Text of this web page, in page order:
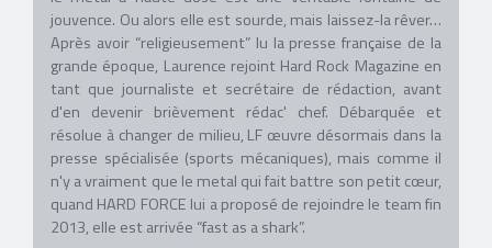
jouvence. Ou alors elle est sourde, mais laissez-la rêver…
Après avoir “religieusement” lu la presse française de la
grande époque, Laurence rejoint Hard Rock Magazine en
tant que journaliste et secrétaire de rédaction, avant
d'en devenir brièvement rédac' chef. Débarquée et
résolue à changer de milieu, LF œuvre désormais dans la
presse spécialisée (sports mécaniques), mais comme il
n'y a vraiment que le metal qui fait battre son petit cœur,
quand HARD FORCE lui a proposé de rejoindre le team fin
2013, elle est arrivée “fast as a shark”.